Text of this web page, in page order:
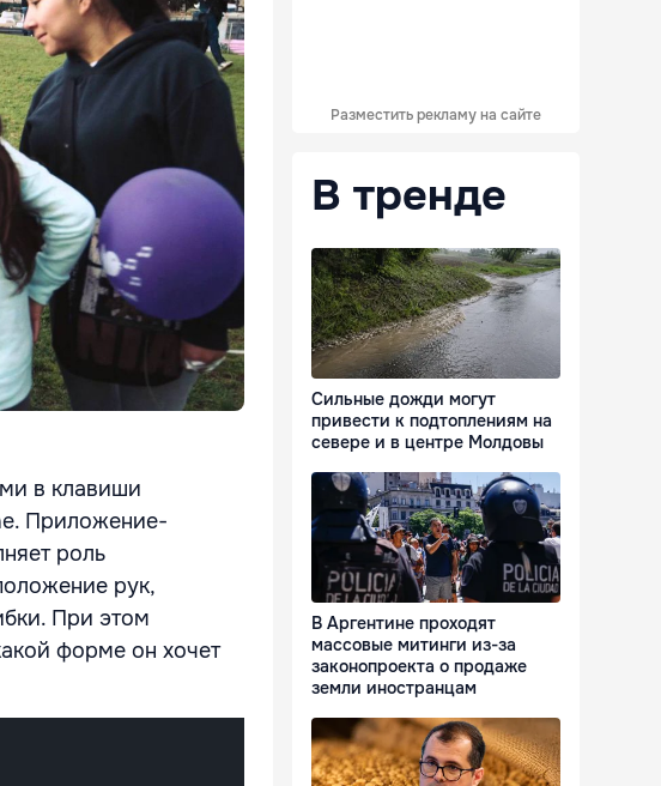
в клавиши
Приложение-
роль
рук,
При этом
форме он хочет
Разместить рекламу на сайте
В тренде
Сильные дожди могут
привести к подтоплениям на
севере и в центре Молдовы
В Аргентине проходят
массовые митинги из-за
законопроекта о продаже
земли иностранцам